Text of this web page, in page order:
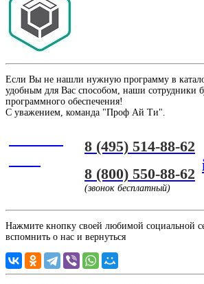
Если Вы не нашли нужную программу в
удобным для Вас способом, наши сотрудники
программного обеспечения!
С уважением, команда "Проф Ай Ти".
8 (495) 514-88-62
8 (800) 550-88-62
(звонок бесплатный)
Нажмите кнопку своей любимой социальной
вспомнить о нас и вернуться